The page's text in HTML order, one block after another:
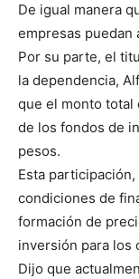
De igual manera
empresas puedan
Por su parte, el
la dependencia,
que el monto total
de los fondos de
pesos.
Esta
condiciones de
formación de
inversión para los
Dijo que